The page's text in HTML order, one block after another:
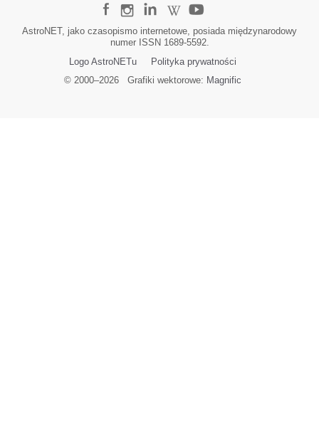
AstroNET, jako czasopismo internetowe, posiada międzynarodowy
numer ISSN 1689-5592.
Logo AstroNETu
Polityka prywatności
© 2000–2026Grafiki wektorowe: Magnific